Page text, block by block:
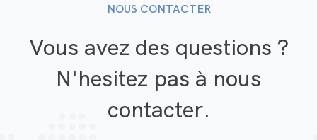
NOUS CONTACTER
Vous avez des questions ?
N'hesitez pas à nous
contacter.